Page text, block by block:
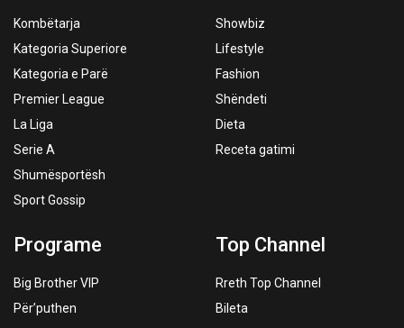
Kombëtarja
Kategoria Superiore
Kategoria e Parë
Premier League
La Liga
Serie A
Shumësportësh
Sport Gossip
Showbiz
Lifestyle
Fashion
Shëndeti
Dieta
Receta gatimi
Programe
Big Brother VIP
Për’puthen
Top Channel
Rreth Top Channel
Bileta